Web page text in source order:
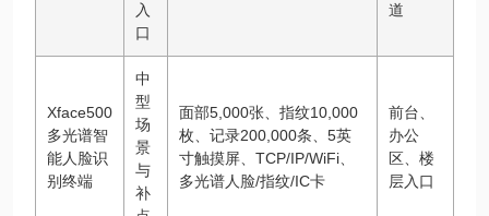
入
口
道
Xface500
多光谱智
能人脸识
别终端
中
型
场
景
与
补
面部5,000张、指纹10,000
枚、记录200,000条、5英
寸触摸屏、TCP/IP/WiFi、
多光谱人脸/指纹/IC卡
前台、
办公
区、楼
层入口